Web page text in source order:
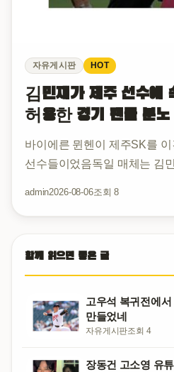
자유게시판 HOT
김민재가 제주 선수에
허용한 경기 팬들 분노
바이에른 뮌헨이 제주SK를
선수들이었음독일 매체는 김
admin2026-08-06조회 8
함께 읽으면 좋은 글
고우석 복귀전에
만들었네
자유게시판조회 4
장동건 고소영 유